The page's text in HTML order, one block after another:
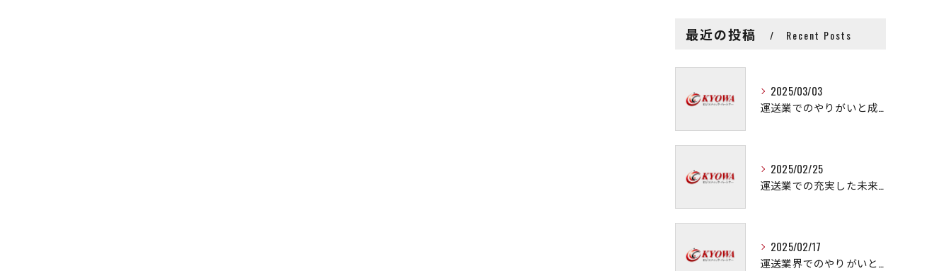
最近の投稿 Recent Posts
2025/03/03
運送業でのやりがいと成長の秘訣
2025/02/25
運送業での充実した未来を拓く方法
2025/02/17
運送業界でのやりがいと可能性